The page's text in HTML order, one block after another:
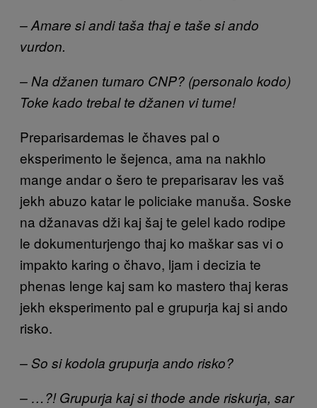
– Amare si andi taša thaj e taše si ando
vurdon.
– Na džanen tumaro CNP? (personalo kodo)
Toke kado trebal te džanen vi tume!
Preparisardemas le čhaves pal o
eksperimento le šejenca, ama na nakhlo
mange andar o šero te preparisarav les vaš
jekh abuzo katar le policiake manuša. Soske
na džanavas dži kaj šaj te gelel kado rodipe
le dokumenturjengo thaj ko maškar sas vi o
impakto karing o čhavo, ljam i decizia te
phenas lenge kaj sam ko mastero thaj keras
jekh eksperimento pal e grupurja kaj si ando
risko.
– So si kodola grupurja ando risko?
– …?! Grupurja kaj si thode ande riskurja, sar